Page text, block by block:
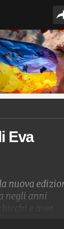
Eva
nuova
negli anni
e aver